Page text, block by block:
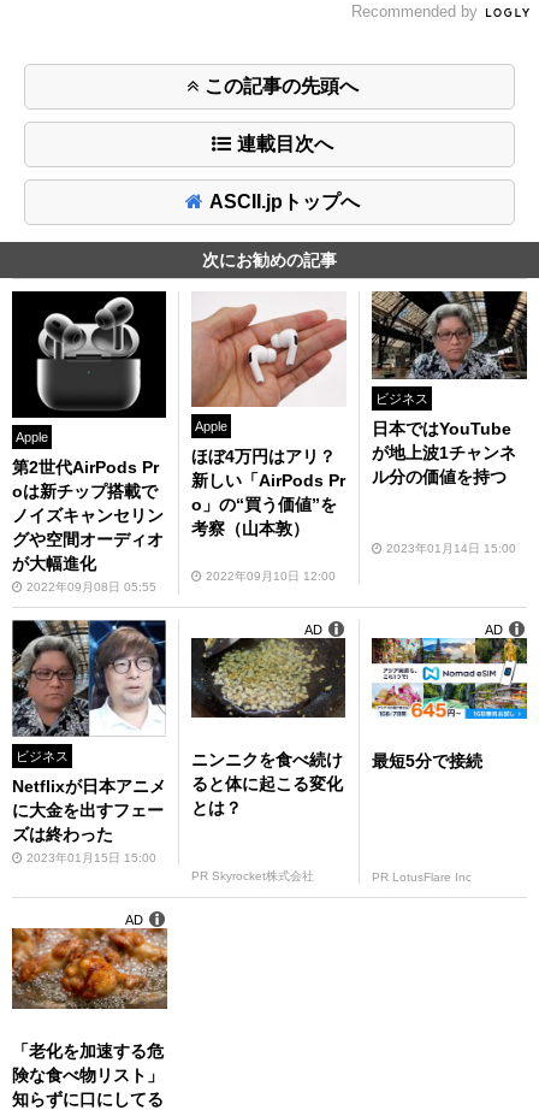
Recommended by
この記事の先頭へ
連載目次へ
ASCII.jpトップへ
次にお勧めの記事
Apple
第2世代AirPods Pr
oは新チップ搭載で
ノイズキャンセリン
グや空間オーディオ
が大幅進化
2022年09月08日 05:55
Apple
ほぼ4万円はアリ？
新しい「AirPods Pr
o」の“買う価値”を
考察（山本敦）
2022年09月10日 12:00
ビジネス
日本ではYouTube
が地上波1チャンネ
ル分の価値を持つ
2023年01月14日 15:00
ビジネス
Netflixが日本アニメ
に大金を出すフェー
ズは終わった
2023年01月15日 15:00
ニンニクを食べ続け
ると体に起こる変化
とは？
PR Skyrocket株式会社
AD
最短5分で接続
PR LotusFlare Inc
AD
「老化を加速する危
険な食べ物リスト」
知らずに口にしてる
AD